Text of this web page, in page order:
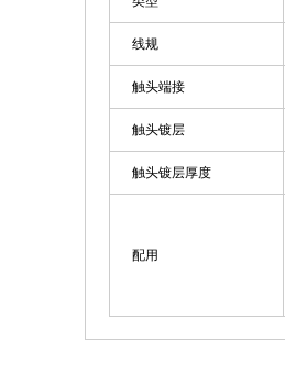
线规
触头端接
触头镀层
触头镀层厚度
配用